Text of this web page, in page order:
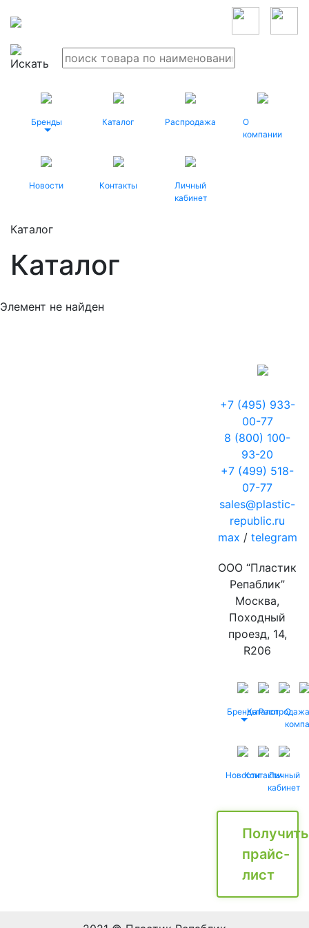
Бренды Каталог Распродажа
О
компании
Новости Контакты
Личный
кабинет
Каталог
Каталог
Элемент не найден
+7 (495) 933-
00-77
8 (800) 100-
93-20
+7 (499) 518-
07-77
sales@plastic-
republic.ru
max / telegram
ООО “Пластик
Репаблик”
Москва,
Походный
проезд, 14,
R206
БрендыКаталог
Распродажа
О
НовостиКонтактыЛичный
кабинет
Получить
прайс-
лист